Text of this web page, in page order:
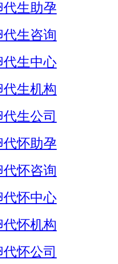
代生助孕
代生咨询
代生中心
代生机构
生公司
代怀助孕
代怀咨询
代怀中心
代怀机构
怀公司